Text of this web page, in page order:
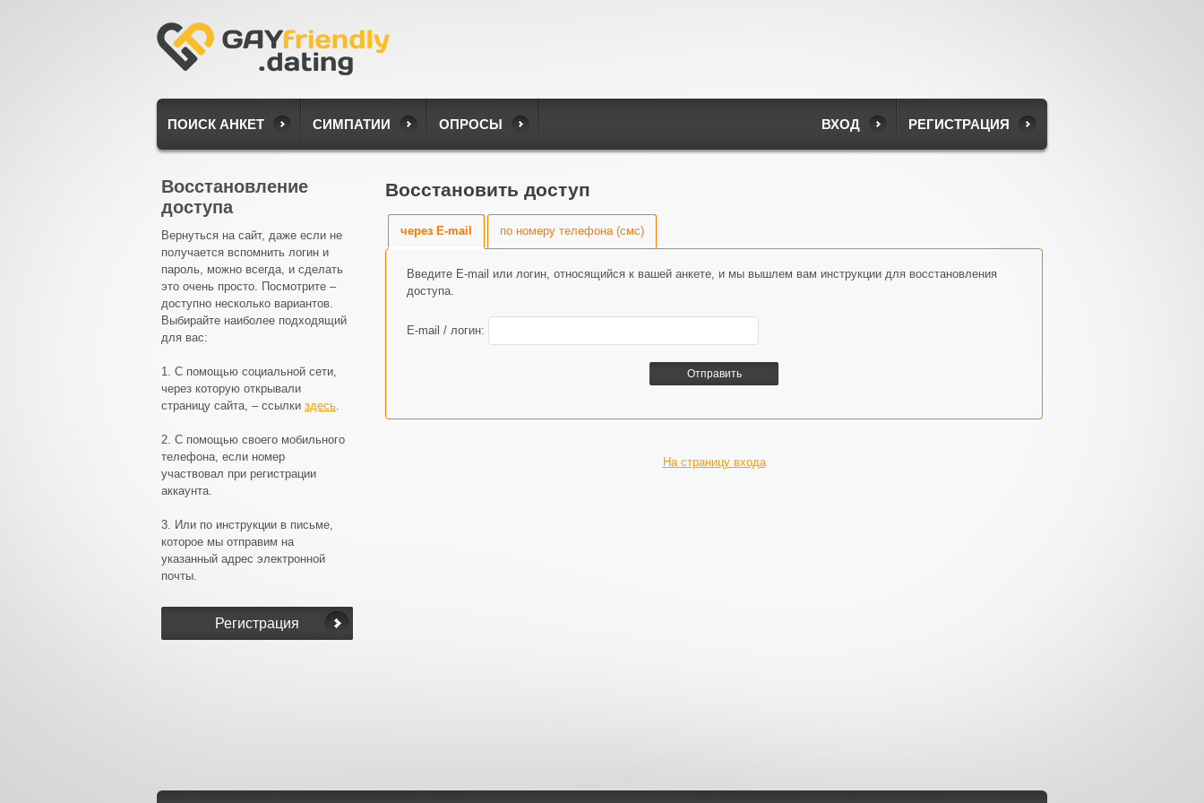
ПОИСК АНКЕТ СИМПАТИИ ОПРОСЫ РЕГИСТРАЦИЯ
ВХОД
Восстановление
доступа
Вернуться на сайт, даже если не
получается вспомнить логин и
пароль, можно всегда, и сделать
это очень просто. Посмотрите –
доступно несколько вариантов.
Выбирайте наиболее подходящий
для вас:
1. С помощью социальной сети,
через которую открывали
страницу сайта, – ссылки здесь.
2. С помощью своего мобильного
телефона, если номер
участвовал при регистрации
аккаунта.
3. Или по инструкции в письме,
которое мы отправим на
указанный адрес электронной
почты.
Восстановить доступ
через E-mail по номеру телефона (смс)
Введите E-mail или логин, относящийся к вашей анкете, и мы вышлем вам инструкции для восстановления
доступа.
E-mail / логин:
На страницу входа